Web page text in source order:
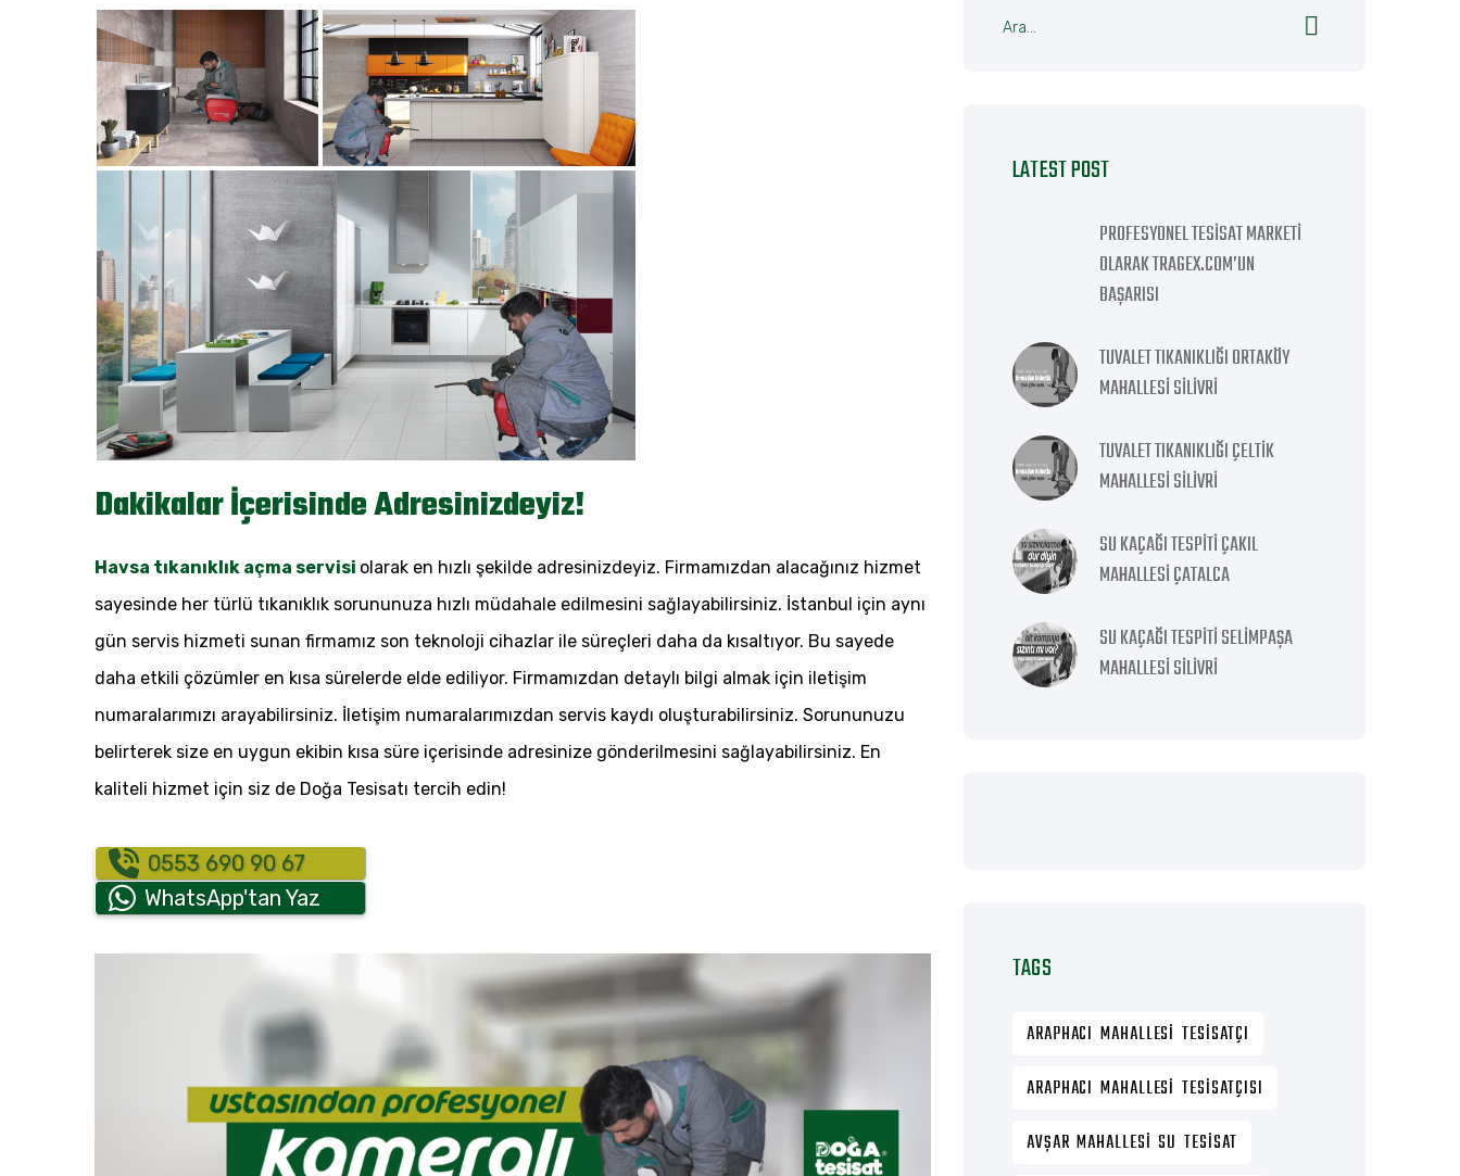
Dakikalar İçerisinde Adresinizdeyiz!
Havsa tıkanıklık açma servisi olarak en hızlı şekilde adresinizdeyiz. Firmamızdan alacağınız hizmet
sayesinde her türlü tıkanıklık sorununuza hızlı müdahale edilmesini sağlayabilirsiniz. İstanbul için aynı
gün servis hizmeti sunan firmamız son teknoloji cihazlar ile süreçleri daha da kısaltıyor. Bu sayede
daha etkili çözümler en kısa sürelerde elde ediliyor. Firmamızdan detaylı bilgi almak için iletişim
numaralarımızı arayabilirsiniz. İletişim numaralarımızdan servis kaydı oluşturabilirsiniz. Sorununuzu
belirterek size en uygun ekibin kısa süre içerisinde adresinize gönderilmesini sağlayabilirsiniz. En
kaliteli hizmet için siz de Doğa Tesisatı tercih edin!
0553 690 90 67
WhatsApp'tan Yaz
LATEST POST
PROFESYONEL TESISAT MARKETI
OLARAK TRAGEX.COM’UN
BAŞARISI
TUVALET TIKANIKLIĞI ORTAKÖY
MAHALLESI SILIVRI
TUVALET TIKANIKLIĞI ÇELTIK
MAHALLESI SILIVRI
SU KAÇAĞI TESPITI ÇAKIL
MAHALLESI ÇATALCA
SU KAÇAĞI TESPITI SELIMPAŞA
MAHALLESI SILIVRI
TAGS
ARAPHACI MAHALLESI TESISATÇI
ARAPHACI MAHALLESI TESISATÇISI
AVŞAR MAHALLESI SU TESISAT